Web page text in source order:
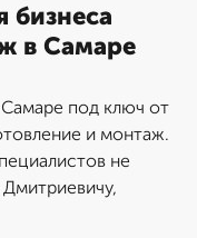
бизнеса
в Самаре
под ключ от
и монтаж.
не